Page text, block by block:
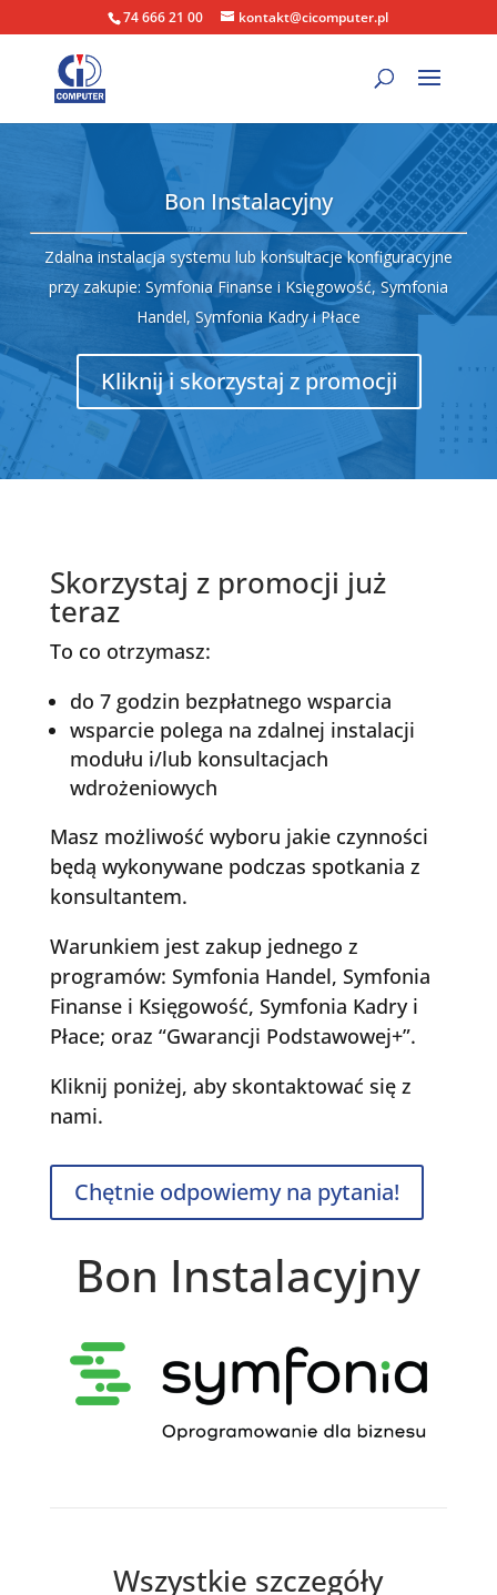
74 666 21 00 kontakt@cicomputer.pl
Bon Instalacyjny
Zdalna instalacja systemu lub konsultacje konfiguracyjne
przy zakupie: Symfonia Finanse i Księgowość, Symfonia
Handel, Symfonia Kadry i Płace
Kliknij i skorzystaj z promocji
Skorzystaj z promocji już
teraz
To co otrzymasz:
do 7 godzin bezpłatnego wsparcia
wsparcie polega na zdalnej instalacji
modułu i/lub konsultacjach
wdrożeniowych
Masz możliwość wyboru jakie czynności
będą wykonywane podczas spotkania z
konsultantem.
Warunkiem jest zakup jednego z
programów: Symfonia Handel, Symfonia
Finanse i Księgowość, Symfonia Kadry i
Płace; oraz “Gwarancji Podstawowej+”.
Kliknij poniżej, aby skontaktować się z
nami.
Chętnie odpowiemy na pytania!
Bon Instalacyjny
Wszystkie szczegóły